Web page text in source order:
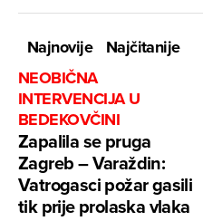
Najnovije
Najčitanije
NEOBIČNA
INTERVENCIJA U
BEDEKOVČINI
Zapalila se pruga
Zagreb – Varaždin:
Vatrogasci požar gasili
tik prije prolaska vlaka